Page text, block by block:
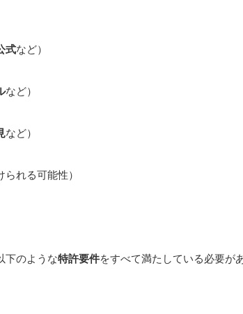
式など）
など）
など）
られる可能性）
下のような特許要件をすべて満たしている必要が